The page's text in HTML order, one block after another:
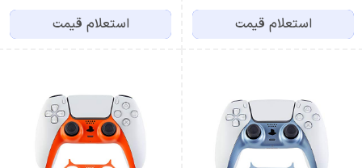
استعلام قیمت استعلام قیمت